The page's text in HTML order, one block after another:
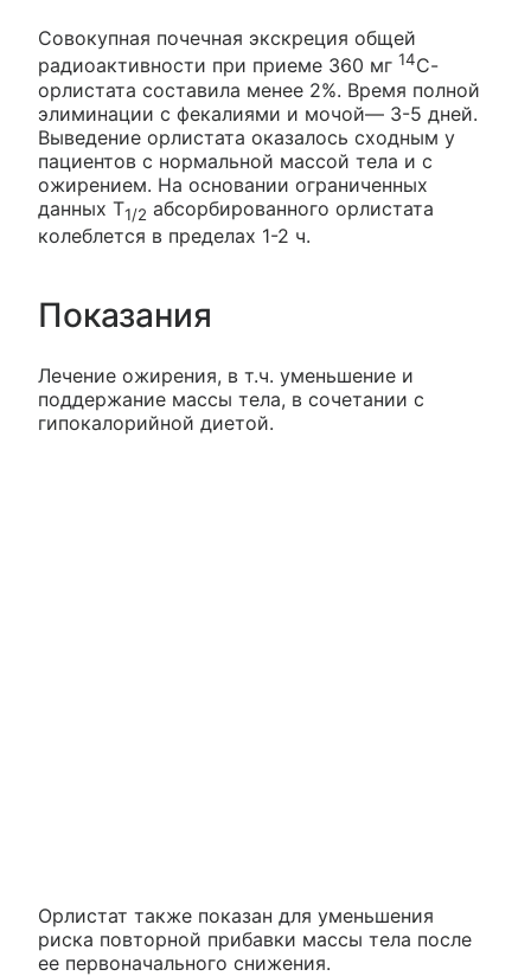
Совокупная почечная экскреция общей
радиоактивности при приеме 360 мг 14С-
орлистата составила менее 2%. Время полной
элиминации с фекалиями и мочой— 3-5 дней.
Выведение орлистата оказалось сходным у
пациентов с нормальной массой тела и с
ожирением. На основании ограниченных
данных T1/2 абсорбированного орлистата
колеблется в пределах 1-2 ч.
Показания
Лечение ожирения, в т.ч. уменьшение и
поддержание массы тела, в сочетании с
гипокалорийной диетой.
Орлистат также показан для уменьшения
риска повторной прибавки массы тела после
ее первоначального снижения.